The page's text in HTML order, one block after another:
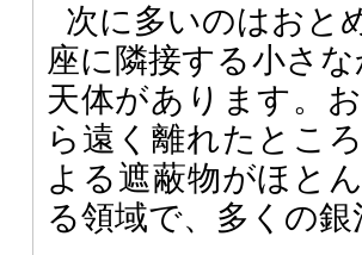
次に多いのはおと
座に隣接する小さ
天体があります。
ら遠く離れたとこ
よる遮蔽物がほと
る領域で、多くの